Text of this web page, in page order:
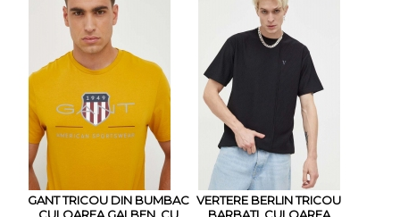
GANT TRICOU DIN BUMBAC VERTERE BERLIN TRICOU